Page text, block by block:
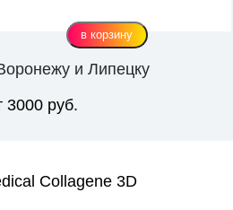
и Липецку
3000 руб.
Collagene 3D